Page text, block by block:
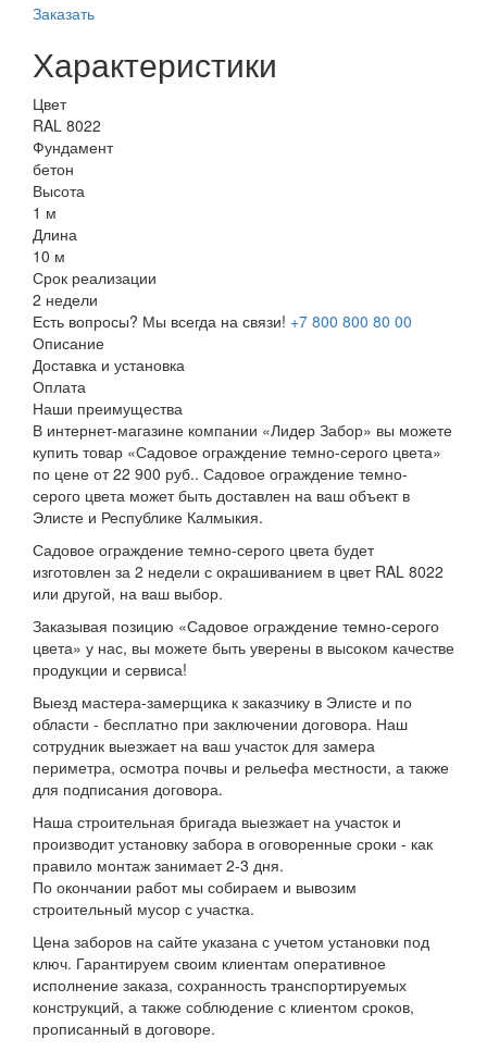
Заказать
Характеристики
Цвет
RAL 8022
Фундамент
бетон
Высота
1 м
Длина
10 м
Срок реализации
2 недели
Есть вопросы? Мы всегда на связи! +7 800 800 80 00
Описание
Доставка и установка
Оплата
Наши преимущества
В интернет-магазине компании «Лидер Забор» вы можете
купить товар «Садовое ограждение темно-серого цвета»
по цене от 22 900 руб.. Садовое ограждение темно-
серого цвета может быть доставлен на ваш объект в
Элисте и Республике Калмыкия.
Садовое ограждение темно-серого цвета будет
изготовлен за 2 недели с окрашиванием в цвет RAL 8022
или другой, на ваш выбор.
Заказывая позицию «Садовое ограждение темно-серого
цвета» у нас, вы можете быть уверены в высоком качестве
продукции и сервиса!
Выезд мастера-замерщика к заказчику в Элисте и по
области - бесплатно при заключении договора. Наш
сотрудник выезжает на ваш участок для замера
периметра, осмотра почвы и рельефа местности, а также
для подписания договора.
Наша строительная бригада выезжает на участок и
производит установку забора в оговоренные сроки - как
правило монтаж занимает 2-3 дня.
По окончании работ мы собираем и вывозим
строительный мусор с участка.
Цена заборов на сайте указана с учетом установки под
ключ. Гарантируем своим клиентам оперативное
исполнение заказа, сохранность транспортируемых
конструкций, а также соблюдение с клиентом сроков,
прописанный в договоре.